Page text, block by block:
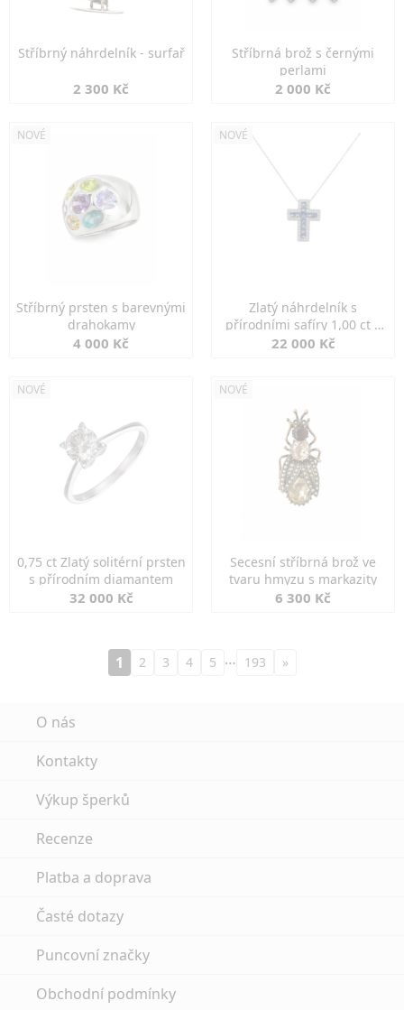
Stříbrný náhrdelník - surfař
2 300 Kč
Stříbrná brož s černými
perlami
2 000 Kč
NOVÉ
Stříbrný prsten s barevnými
drahokamy
4 000 Kč
NOVÉ
Zlatý náhrdelník s
přírodními safíry 1,00 ct a
diamanty
22 000 Kč
NOVÉ
0,75 ct Zlatý solitérní prsten
s přírodním diamantem
32 000 Kč
NOVÉ
Secesní stříbrná brož ve
tvaru hmyzu s markazity
6 300 Kč
1 2 3 4 5 … 193 »
O nás
Kontakty
Výkup šperků
Recenze
Platba a doprava
Časté dotazy
Puncovní značky
Obchodní podmínky